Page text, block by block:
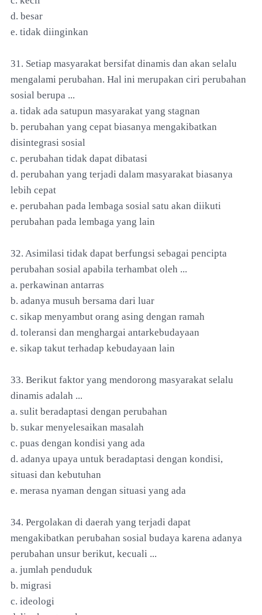
d. besar
e. tidak diinginkan
31. Setiap masyarakat bersifat dinamis dan akan selalu
mengalami perubahan. Hal ini merupakan ciri perubahan
sosial berupa ...
a. tidak ada satupun masyarakat yang stagnan
b. perubahan yang cepat biasanya mengakibatkan
disintegrasi sosial
c. perubahan tidak dapat dibatasi
d. perubahan yang terjadi dalam masyarakat biasanya
lebih cepat
e. perubahan pada lembaga sosial satu akan diikuti
perubahan pada lembaga yang lain
32. Asimilasi tidak dapat berfungsi sebagai pencipta
perubahan sosial apabila terhambat oleh ...
a. perkawinan antarras
b. adanya musuh bersama dari luar
c. sikap menyambut orang asing dengan ramah
d. toleransi dan menghargai antarkebudayaan
e. sikap takut terhadap kebudayaan lain
33. Berikut faktor yang mendorong masyarakat selalu
dinamis adalah ...
a. sulit beradaptasi dengan perubahan
b. sukar menyelesaikan masalah
c. puas dengan kondisi yang ada
d. adanya upaya untuk beradaptasi dengan kondisi,
situasi dan kebutuhan
e. merasa nyaman dengan situasi yang ada
34. Pergolakan di daerah yang terjadi dapat
mengakibatkan perubahan sosial budaya karena adanya
perubahan unsur berikut, kecuali ...
a. jumlah penduduk
b. migrasi
c. ideologi